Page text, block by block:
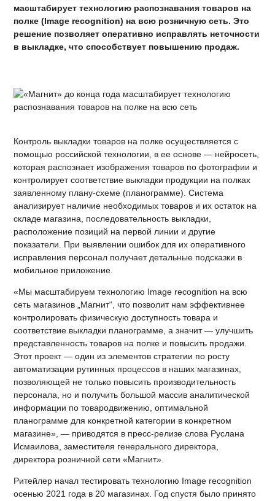
масштабирует технологию распознавания товаров на
полке (Image recognition) на всю розничную сеть. Это
решение позволяет оперативно исправлять неточности
в выкладке, что способствует повышению продаж.
Контроль выкладки товаров на полке осуществляется с
помощью российской технологии, в ее основе — нейросеть,
которая распознает изображения товаров по фотографии и
контролирует соответствие выкладки продукции на полках
заявленному плану-схеме (планограмме). Система
анализирует наличие необходимых товаров и их остаток на
складе магазина, последовательность выкладки,
расположение позиций на первой линии и другие
показатели. При выявлении ошибок для их оперативного
исправления персонал получает детальные подсказки в
мобильное приложение.
«Мы масштабируем технологию Image recognition на всю
сеть магазинов „Магнит“, что позволит нам эффективнее
контролировать физическую доступность товара и
соответствие выкладки планограмме, а значит — улучшить
представленность товаров на полке и повысить продажи.
Этот проект — один из элементов стратегии по росту
автоматизации рутинных процессов в наших магазинах,
позволяющей не только повысить производительность
персонала, но и получить большой массив аналитической
информации по товародвижению, оптимальной
планограмме для конкретной категории в конкретном
магазине», — приводятся в пресс-релизе слова Руслана
Исмаилова, заместителя генерального директора,
директора розничной сети «Магнит».
Ритейлер начал тестировать технологию Image recognition
осенью 2021 года в 20 магазинах. Год спустя было принято